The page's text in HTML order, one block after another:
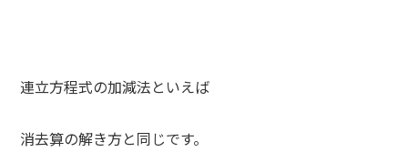
連立方程式の加減法といえば
消去算の解き方と同じです。